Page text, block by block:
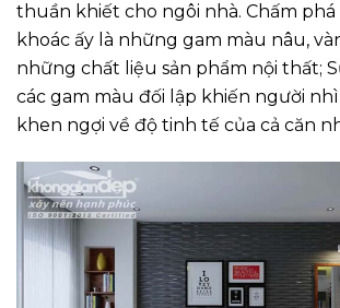
thuần khiết cho ngôi nhà. Chấm phá
khoác ấy là những gam màu nâu,
những chất liệu sản phẩm nội thất;
các gam màu đối lập khiến người
khen ngợi về độ tinh tế của cả căn